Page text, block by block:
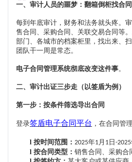
一、审计人员的噩梦：翻箱倒柜找合同
每到年底审计，财务和法务就头疼。
售合同、采购合同、关联交易合同等
部门、各城市的档案柜里，找出来、
团队干一周是常态。
电子合同管理系统彻底改变这件事。
二、审计出证三步走（以签盾为例）
第一步：按条件筛选导出合同
登录签盾电子合同平台 ，在合同管
l 按时间范围： 2025年1 月 1 日 -2025
l 按合同类型： 销售合同、采购合